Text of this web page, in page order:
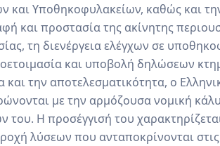
και Υποθηκοφυλακείων, καθώς και
και προστασία της ακίνητης
τη διενέργεια ελέγχων σε
και υποβολή δηλώσεων
και την αποτελεσματικότητα, ο
με την αρμόζουσα νομική
του. Η προσέγγισή του
λύσεων που ανταποκρίνονται